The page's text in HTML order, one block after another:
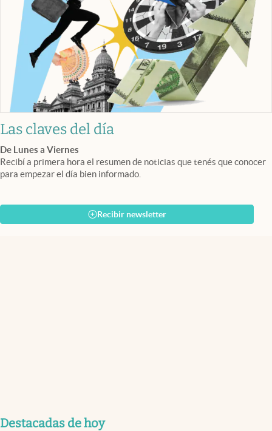
Las claves del día
De Lunes a Viernes
Recibí a primera hora el resumen de noticias que tenés que conocer
para empezar el día bien informado.
Recibir newsletter
Destacadas de hoy